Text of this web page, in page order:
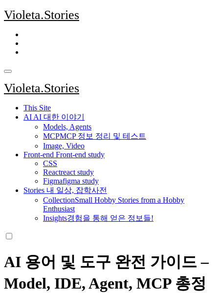
Skip
to
Violeta.Stories
Violeta.Stories
This Site
AI AI 대한 이야기
Models, Agents
MCPMCP 정보 정리 및 테스트
Image, Video
Front-end Front-end study
CSS
Reactreact study
Figmafigma study
Stories 내 일상, 잡학사전
CollectionSmall Hobby Stories from a Hobby
Enthusiast
Insights경험을 통해 얻은 정보들!
AI 용어 및 도구 완전 가이드 –
Model, IDE, Agent, MCP 총정